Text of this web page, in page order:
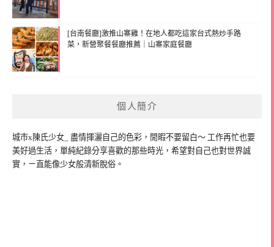
[台南餐廳]激推山寨雞！在地人都吃這家台式熱炒手路
菜，新營聚餐餐廳推薦｜山寨家庭餐廳
個人簡介
城市x陳氏少女_ 盡情揮灑自己的色彩，閒暇不要留白～ 工作再忙也要
美好過生活，單純紀錄分享喜歡的那些時光，希望對自己也對世界誠
實，ㄧ直能像少女般清新脫俗。